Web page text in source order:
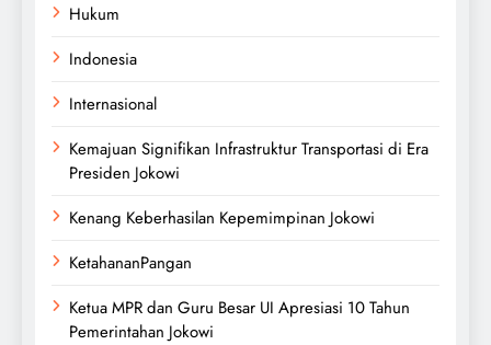
Hukum
Indonesia
Internasional
Kemajuan Signifikan Infrastruktur Transportasi di Era
Presiden Jokowi
Kenang Keberhasilan Kepemimpinan Jokowi
KetahananPangan
Ketua MPR dan Guru Besar UI Apresiasi 10 Tahun
Pemerintahan Jokowi